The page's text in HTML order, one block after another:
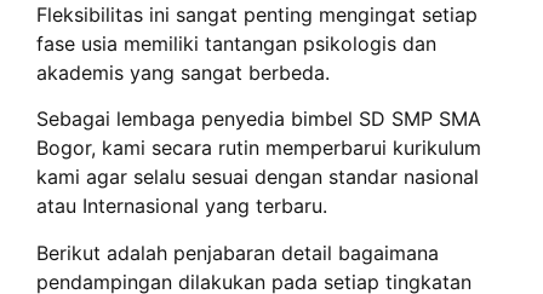
Fleksibilitas ini sangat penting mengingat setiap
fase usia memiliki tantangan psikologis dan
akademis yang sangat berbeda.
Sebagai lembaga penyedia bimbel SD SMP SMA
Bogor, kami secara rutin memperbarui kurikulum
kami agar selalu sesuai dengan standar nasional
atau Internasional yang terbaru.
Berikut adalah penjabaran detail bagaimana
pendampingan dilakukan pada setiap tingkatan